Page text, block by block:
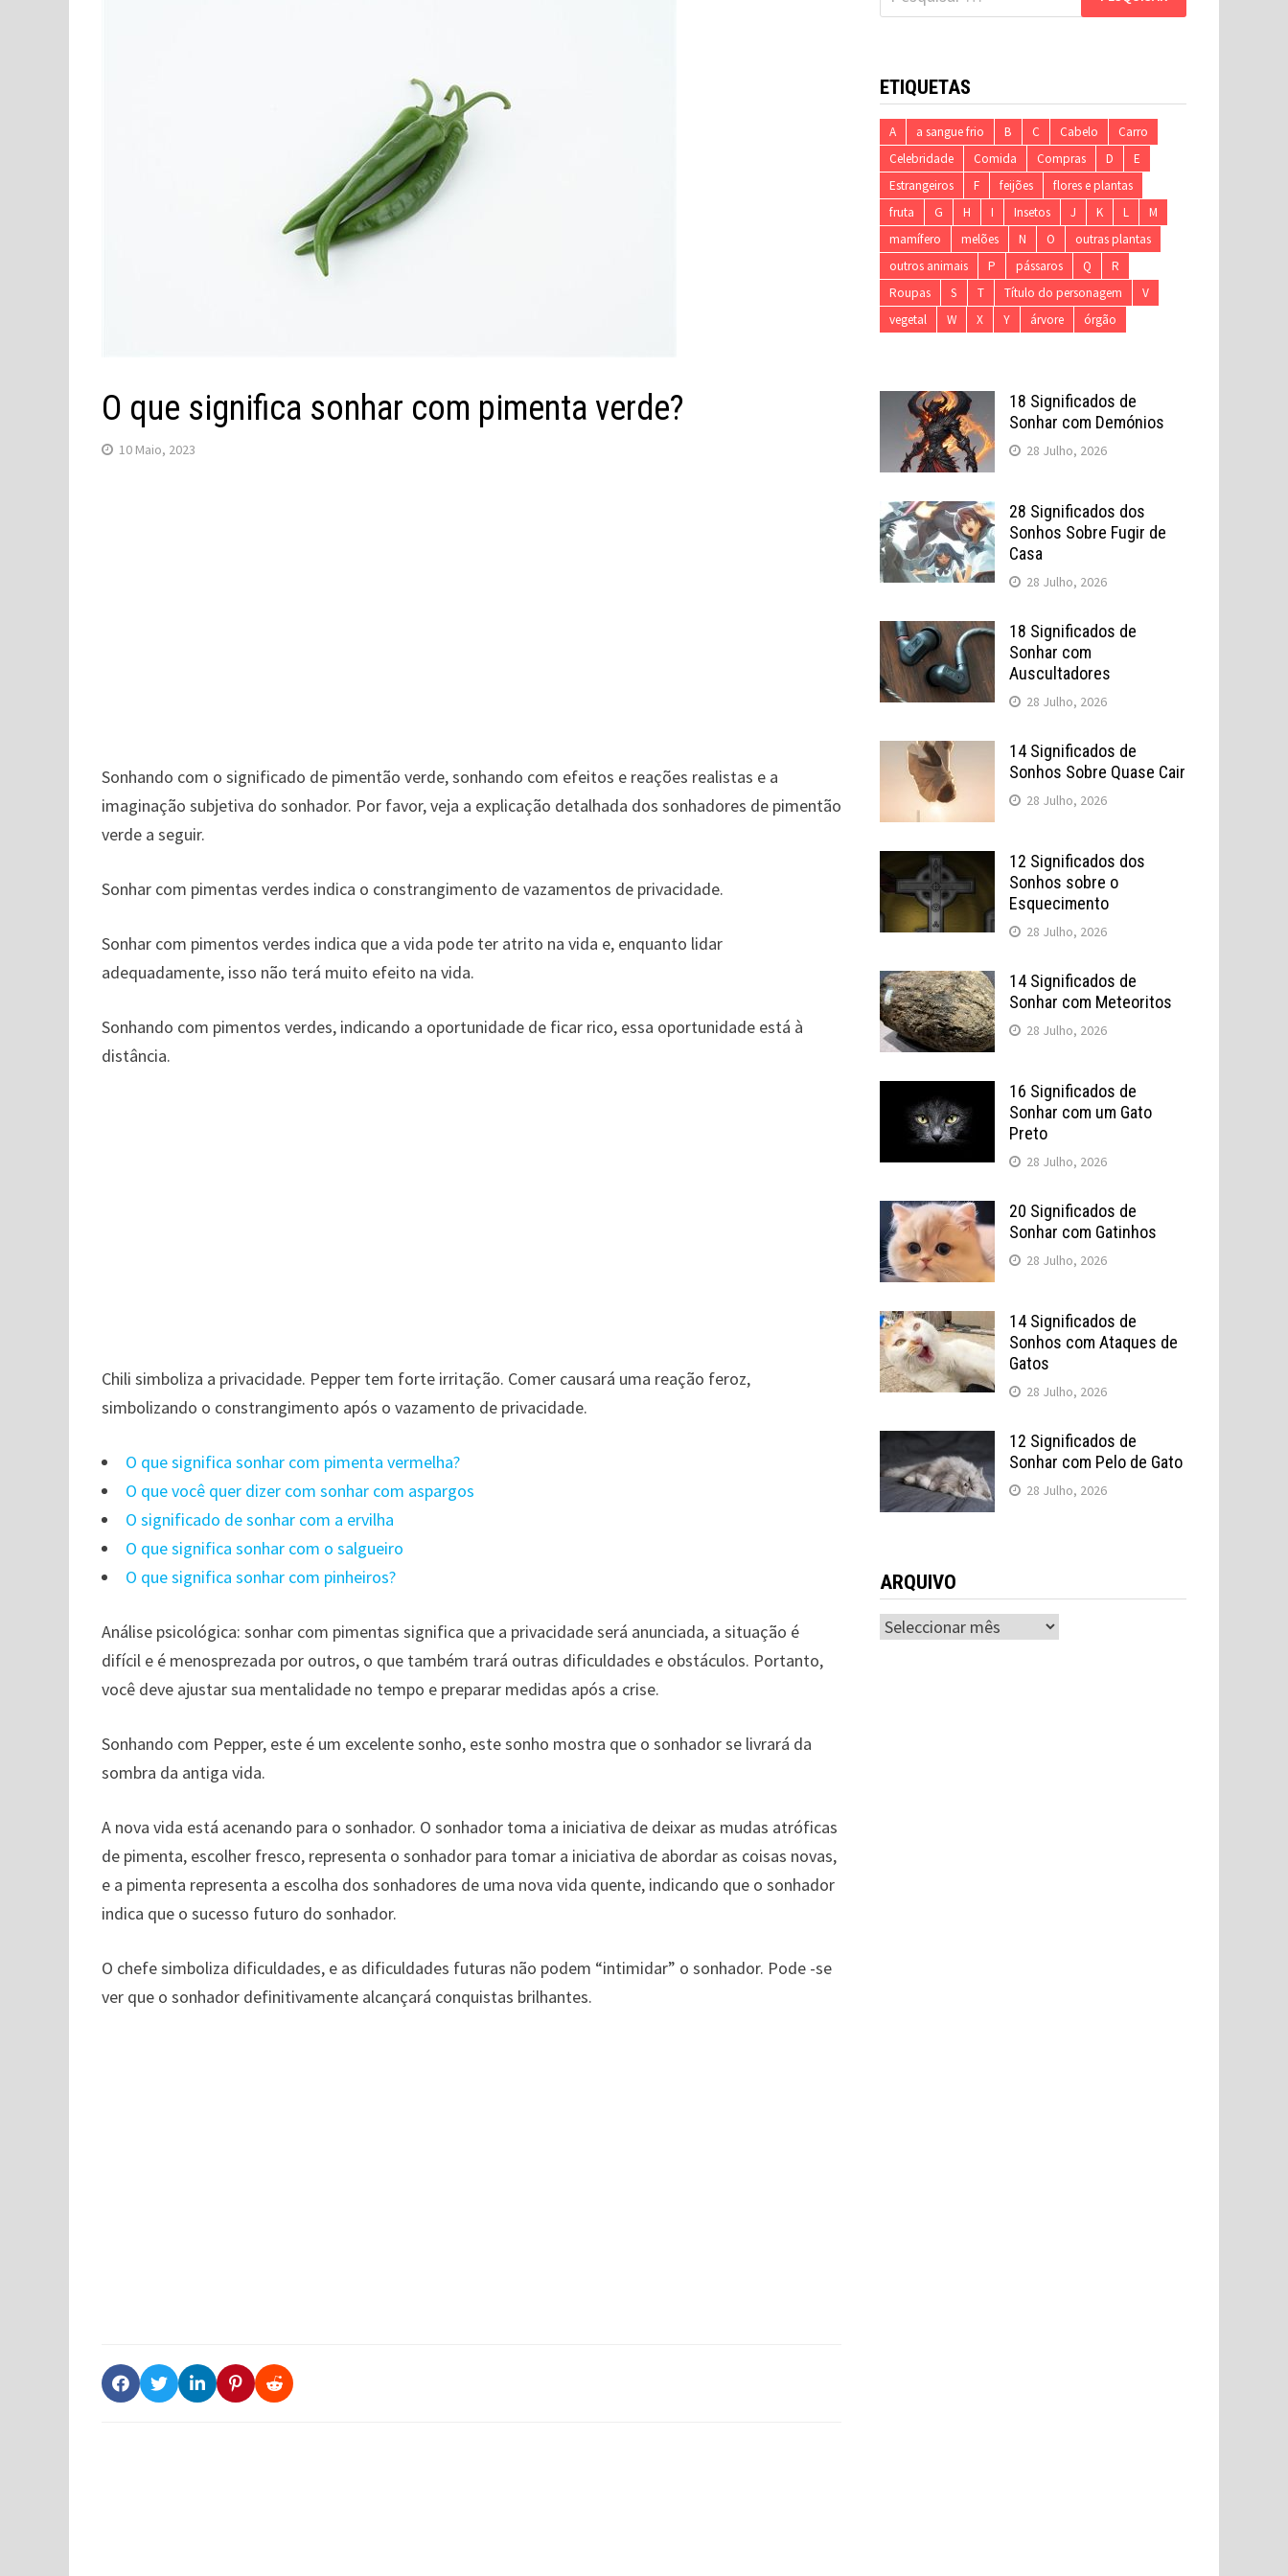
O que significa sonhar com pimenta verde?
10 Maio, 2023
Sonhando com o significado de pimentão verde, sonhando com efeitos e reações realistas e a
imaginação subjetiva do sonhador. Por favor, veja a explicação detalhada dos sonhadores de pimentão
verde a seguir.
Sonhar com pimentas verdes indica o constrangimento de vazamentos de privacidade.
Sonhar com pimentos verdes indica que a vida pode ter atrito na vida e, enquanto lidar
adequadamente, isso não terá muito efeito na vida.
Sonhando com pimentos verdes, indicando a oportunidade de ficar rico, essa oportunidade está à
distância.
Chili simboliza a privacidade. Pepper tem forte irritação. Comer causará uma reação feroz,
simbolizando o constrangimento após o vazamento de privacidade.
O que significa sonhar com pimenta vermelha?
O que você quer dizer com sonhar com aspargos
O significado de sonhar com a ervilha
O que significa sonhar com o salgueiro
O que significa sonhar com pinheiros?
Análise psicológica: sonhar com pimentas significa que a privacidade será anunciada, a situação é
difícil e é menosprezada por outros, o que também trará outras dificuldades e obstáculos. Portanto,
você deve ajustar sua mentalidade no tempo e preparar medidas após a crise.
Sonhando com Pepper, este é um excelente sonho, este sonho mostra que o sonhador se livrará da
sombra da antiga vida.
A nova vida está acenando para o sonhador. O sonhador toma a iniciativa de deixar as mudas atróficas
de pimenta, escolher fresco, representa o sonhador para tomar a iniciativa de abordar as coisas novas,
e a pimenta representa a escolha dos sonhadores de uma nova vida quente, indicando que o sonhador
indica que o sucesso futuro do sonhador.
O chefe simboliza dificuldades, e as dificuldades futuras não podem “intimidar” o sonhador. Pode -se
ver que o sonhador definitivamente alcançará conquistas brilhantes.
por:
ETIQUETAS
A a sangue frio B C Cabelo
Carro
Celebridade
Comida Compras D
E
Estrangeiros
F feijões
flores e plantas
fruta
G H I Insetos J K L
M
mamífero
melões N O
outras plantas
outros animais
P pássaros Q
R
Roupas
S T Título do personagem
V
vegetal
W X Y árvore órgão
18 Significados de
Sonhar com Demónios
28 Julho, 2026
28 Significados dos
Sonhos Sobre Fugir de
Casa
28 Julho, 2026
18 Significados de
Sonhar com
Auscultadores
28 Julho, 2026
14 Significados de
Sonhos Sobre Quase Cair
28 Julho, 2026
12 Significados dos
Sonhos sobre o
Esquecimento
28 Julho, 2026
14 Significados de
Sonhar com Meteoritos
28 Julho, 2026
16 Significados de
Sonhar com um Gato
Preto
28 Julho, 2026
20 Significados de
Sonhar com Gatinhos
28 Julho, 2026
14 Significados de
Sonhos com Ataques de
Gatos
28 Julho, 2026
12 Significados de
Sonhar com Pelo de Gato
28 Julho, 2026
ARQUIVO
ARQUIVO